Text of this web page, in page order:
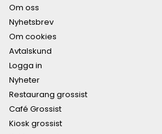
Om oss
Nyhetsbrev
Om cookies
Avtalskund
Logga in
Nyheter
Restaurang grossist
Café Grossist
Kiosk grossist